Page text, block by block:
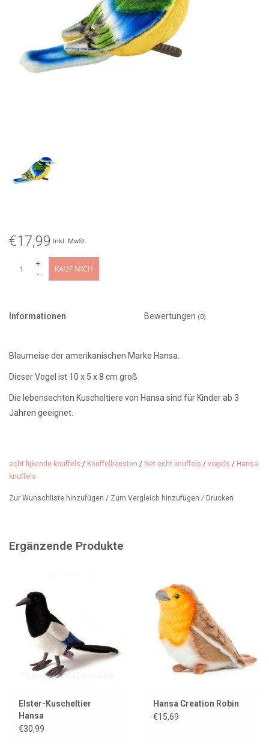
€17,99 Inkl. MwSt.
+
-
KAUF MICH
Informationen Bewertungen (0)
Blaumeise der amerikanischen Marke Hansa.
Dieser Vogel ist 10 x 5 x 8 cm groß
Die lebensechten Kuscheltiere von Hansa sind für Kinder ab 3
Jahren geeignet.
kleiner Singvogel, der häufig in Wäldern, Gärten und Parks zu sehen
blauen Kappe auf dem Kopf und einem weißen Wangenfleck.
hauptsächlich von Insekten und Samen.
echt lijkende knuffels / Knuffelbeesten / Net echt knuffels / vogels / Hansa
knuffels
Zur Wunschliste hinzufügen / Zum Vergleich hinzufügen / Drucken
Ergänzende Produkte
Elster-Kuscheltier
Hansa
€30,99
Hansa Creation Robin
€15,69